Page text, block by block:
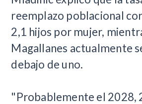
reemplazo poblacional
2,1 hijos por mujer,
Magallanes actualmente
debajo de uno.
"Probablemente el 2028,